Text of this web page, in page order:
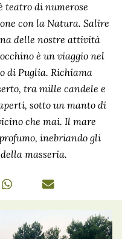
teatro di numerose
con la Natura. Salire
delle nostre attività
è un viaggio nel
di Puglia. Richiama
tra mille candele e
sotto un manto di
che mai. Il mare
inebriando gli
masseria.